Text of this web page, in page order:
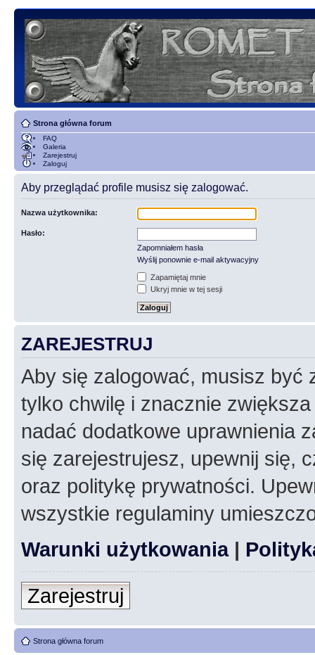
Strona główna forum
FAQ
Galeria
Zarejestruj
Zaloguj
Aby przeglądać profile musisz się zalogować.
Nazwa użytkownika:
Hasło:
Zapomniałem hasła
Wyślij ponownie e-mail aktywacyjny
Zapamiętaj mnie
Ukryj mnie w tej sesji
ZAREJESTRUJ
Aby się zalogować, musisz być
tylko chwilę i znacznie
nadać dodatkowe uprawnienia
się zarejestrujesz, upewnij się,
oraz politykę prywatności.
wszystkie regulaminy
Warunki użytkowania|
Zarejestruj
Strona główna forum